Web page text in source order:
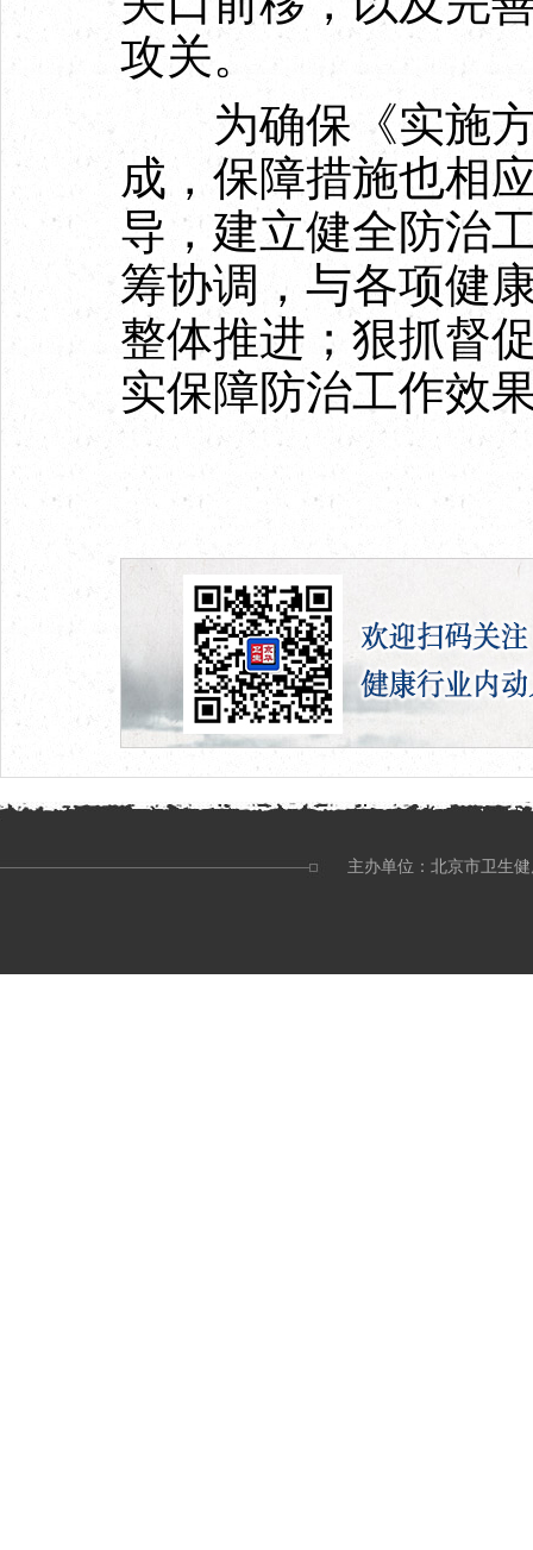
攻关。
为确保《实施方
成，保障措施也相
导，建立健全防治
筹协调，与各项健
整体推进；狠抓督
实保障防治工作效
主办单位：北京市卫生